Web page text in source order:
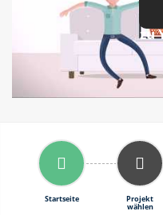
Startseite Projekt
wählen